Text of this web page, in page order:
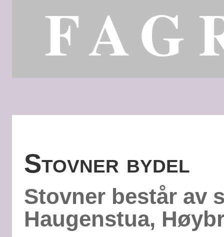
Stovner bydel
Stovner består av
Haugenstua,